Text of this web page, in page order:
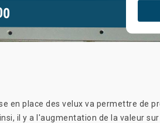
en place des velux va permettre de
il y a l'augmentation de la valeur